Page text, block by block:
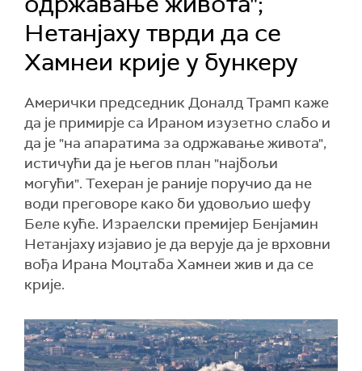
Нетанјаху тврди да се
Хамнеи крије у бункеру
Амерички председник Доналд Трамп каже
да је примирје са Ираном изузетно слабо и
да је "на апаратима за одржавање живота",
истичући да је његов план "најбољи
могући". Техеран је раније поручио да не
води преговоре како би удовољио шефу
Беле куће. Израелски премијер Бенјамин
Нетанјаху изјавио је да верује да је врховни
вођа Ирана Моџтаба Хамнеи жив и да се
крије.